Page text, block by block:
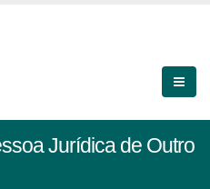
Jurídica de Outro